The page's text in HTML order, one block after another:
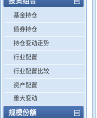
基金持仓
债券持仓
持仓变动走势
行业配置
行业配置比较
资产配置
重大变动
规模份额